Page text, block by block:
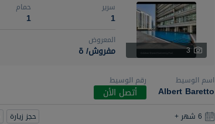
3
سرير
1
حمام
1
المعروض
مفروش/ ة
اسم الوسيط
Albert Baretto
رقم الوسيط
أتصل الأن
6 شهر + حجز زيارة